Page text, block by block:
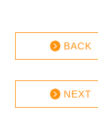
BACK
NEXT